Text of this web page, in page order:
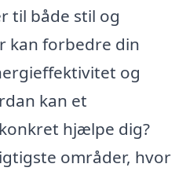
til både stil og
kan forbedre din
og
kan et
hjælpe dig?
områder, hvor